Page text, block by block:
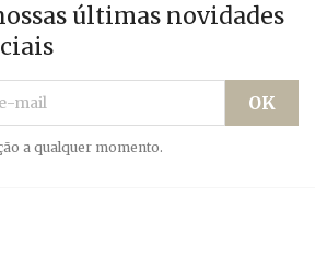
últimas novidades
a qualquer momento.